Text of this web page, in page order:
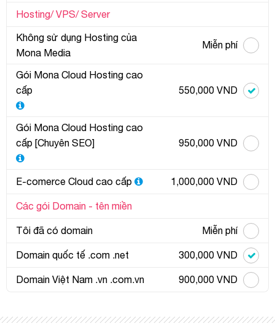
Hosting/ VPS/ Server
Không sử dụng Hosting của
Mona Media
Miễn phí
Gói Mona Cloud Hosting cao
cấp
550,000 VND
Gói Mona Cloud Hosting cao
cấp [Chuyên SEO]
950,000 VND
E-comerce Cloud cao cấp 1,000,000 VND
Các gói Domain - tên miền
Tôi đã có domain Miễn phí
Domain quốc tế .com .net 300,000 VND
Domain Việt Nam .vn .com.vn 900,000 VND